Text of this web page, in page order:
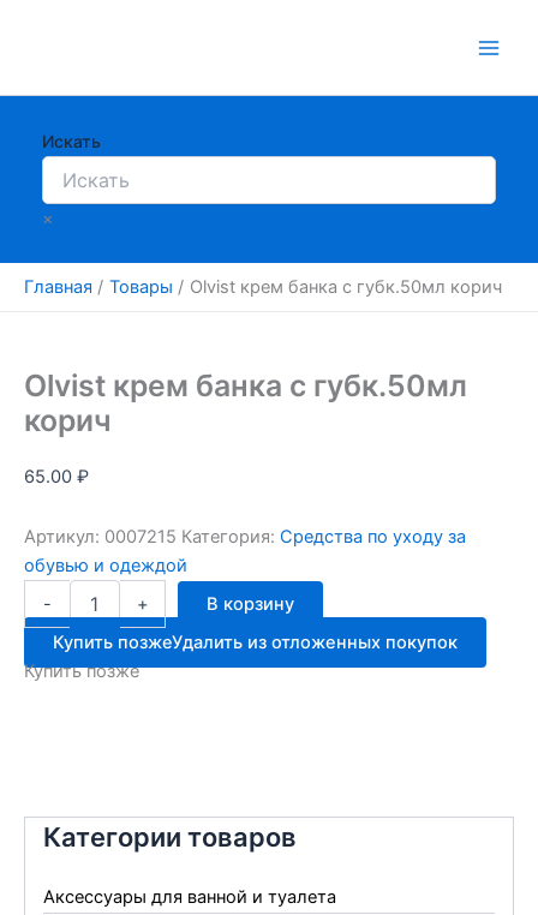
Искать
×
Главная Товары Olvist крем банка с губк.50мл корич
Категории товаров
Аксессуары для ванной и туалета
Olvist крем банка с губк.50мл
корич
65.00 ₽
Артикул: 0007215 Категория: Средства по уходу за
обувью и одеждой
-
Количество
товара
Olvist
крем
банка
+
В корзину
Купить позжеУдалить из отложенных покупок
Купить позже